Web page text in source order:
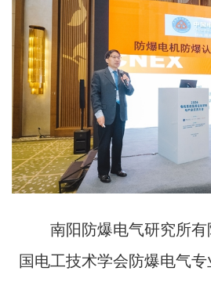
南阳防爆电气研究所有
国电工技术学会防爆电气